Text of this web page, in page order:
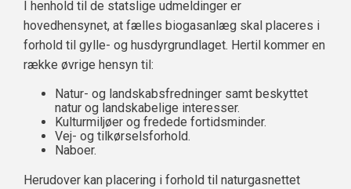
I henhold til de statslige udmeldinger er
hovedhensynet, at fælles biogasanlæg skal placeres i
forhold til gylle- og husdyrgrundlaget. Hertil kommer en
række øvrige hensyn til:
Natur- og landskabsfredninger samt beskyttet
natur og landskabelige interesser.
Kulturmiljøer og fredede fortidsminder.
Vej- og tilkørselsforhold.
Naboer.
Herudover kan placering i forhold til naturgasnettet